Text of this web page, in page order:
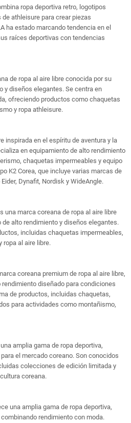
ropa deportiva retro, logotipos
athleisure para crear piezas
ha estado marcando tendencia en el
raíces deportivas con tendencias
de ropa al aire libre conocida por su
y diseños elegantes. Se centra en
ofreciendo productos como chaquetas
y ropa athleisure.
inspirada en el espíritu de aventura y la
en equipamiento de alto rendimiento
chaquetas impermeables y equipo
K2 Corea, que incluye varias marcas de
Dynafit, Nordisk y WideAngle.
una marca coreana de ropa al aire libre
alto rendimiento y diseños elegantes.
incluidas chaquetas impermeables,
ropa al aire libre.
coreana premium de ropa al aire libre,
diseñado para condiciones
de productos, incluidas chaquetas,
para actividades como montañismo,
amplia gama de ropa deportiva,
el mercado coreano. Son conocidos
colecciones de edición limitada y
coreana.
una amplia gama de ropa deportiva,
rendimiento con moda.